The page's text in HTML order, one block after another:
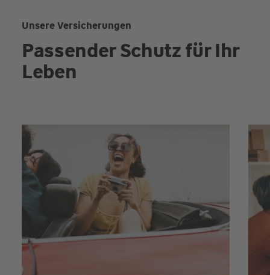
Unsere Versicherungen
Passender Schutz für Ihr
Leben